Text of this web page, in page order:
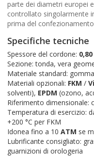
parte dei diametri europei
controllato singolarmente
prima del
Specifiche tecniche
Spessore del cordone:
Sezione: tonda, vera
Materiale standard:
Materiali opzionali: FKM /
solventi), EPDM (ozono,
Riferimento dimensionale:
Temperatura di esercizio:
+200 °C per FKM
Idonea fino a 10 ATM se
Lubrificante consigliato:
guarnizioni di orologeria